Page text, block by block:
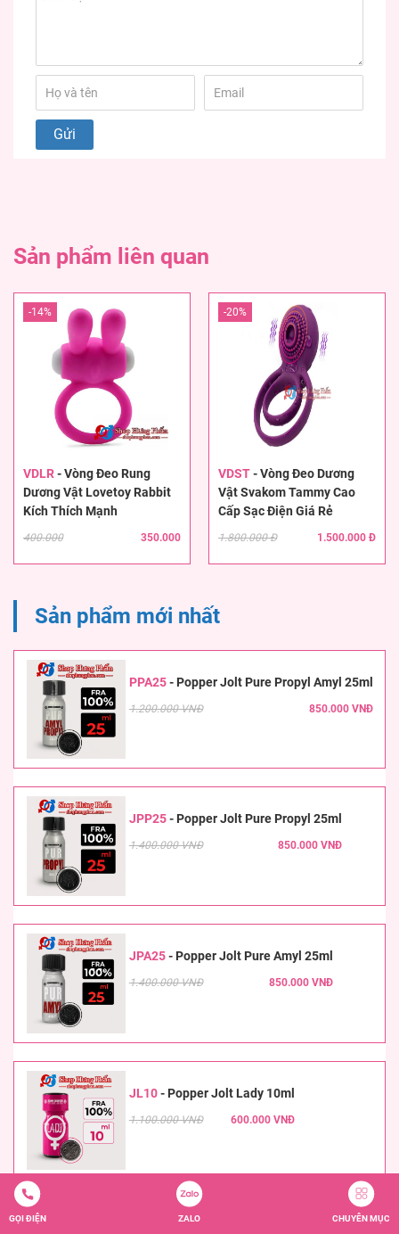
Sản phẩm liên quan
VDLR-Vòng Đeo Rung
Dương Vật Lovetoy Rabbit
Kích Thích Mạnh
400.000 350.000
-14%
VDST-Vòng Đeo Dương
Vật Svakom Tammy Cao
Cấp Sạc Điện Giá Rẻ
1.800.000 Đ 1.500.000 Đ
-20%
Sản phẩm mới nhất
PPA25- Popper Jolt Pure Propyl Amyl 25ml
1.200.000 VNĐ 850.000 VNĐ
JPP25- Popper Jolt Pure Propyl 25ml
1.400.000 VNĐ 850.000 VNĐ
JPA25- Popper Jolt Pure Amyl 25ml
1.400.000 VNĐ 850.000 VNĐ
JL10- Popper Jolt Lady 10ml
1.100.000 VNĐ 600.000 VNĐ
GỌI ĐIỆN ZALO CHUYÊN MỤC